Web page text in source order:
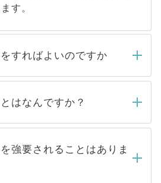
す。
すればよいのですか
ましたら、弊社担当者がご
し、その後メールもしくは
営業日以内にはご連絡をせて
で、しばらくお待ちくださ
はなんですか？
で取り扱っている求人の
Webサイトからご覧いただ
求人」です。非公開求人は
って、一般には公開してい
強要されることはありま